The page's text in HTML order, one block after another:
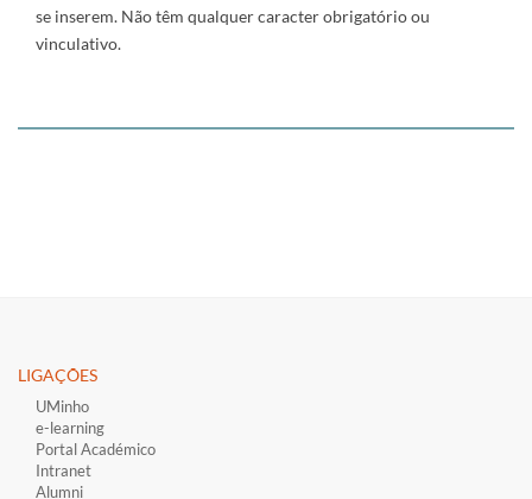
se inserem. Não têm qualquer caracter obrigatório ou
vinculativo.
LIGAÇÕES​
UMinho
e-learning
Portal Académico
Intranet
Alumni